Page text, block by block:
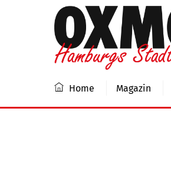
Home Magazin